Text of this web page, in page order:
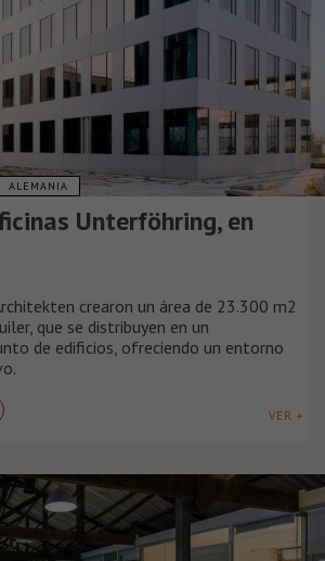
ALEMANIA
Unterföhring, en
crearon un área de 23.300 m2
que se distribuyen en un
de edificios, ofreciendo un entorno
VER +